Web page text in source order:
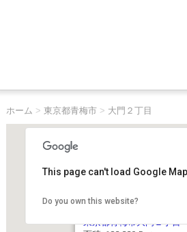
ホーム > 東京都青梅市> 大門２丁目
東京都青梅市大門２丁目
This page can't load Google
Do you own this website?